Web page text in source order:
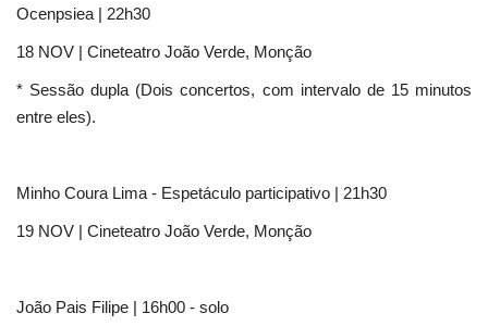
Ocenpsiea | 22h30
18 NOV | Cineteatro João Verde, Monção
* Sessão dupla (Dois concertos, com intervalo de 15 minutos
entre eles).
Minho Coura Lima - Espetáculo participativo | 21h30
19 NOV | Cineteatro João Verde, Monção
João Pais Filipe | 16h00 - solo